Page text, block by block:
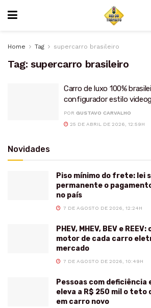
Home Tag supercarro brasileiro
Tag: supercarro brasileiro
Carro de luxo 100%
configurador estilo
POR GUSTAVO CARVALHO
25 DE ABRIL DE 2026, 12:59H
Novidades
Piso mínimo do frete: lei
permanente o
no país
7 DE AGOSTO DE 2026, 12:24H
PHEV, MHEV, BEV e
motor de cada carro
mercado
7 DE AGOSTO DE 2026, 10:49H
Pessoas com
eleva a R$ 250 mil o teto
em carro novo